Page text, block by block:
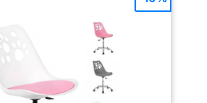
tête
tête
et en
Conception Ergonomique
Omnidirectionnelle: le chaise de
bureau naspaluro utilise une
conception ergonomique
avancée, équipée d'un support
lombaire adaptable de 0 à 20 °,
d'un dossier inclinable de 90 à
120 °, d'un appui-tête réglable
en hauteur et en angle. La